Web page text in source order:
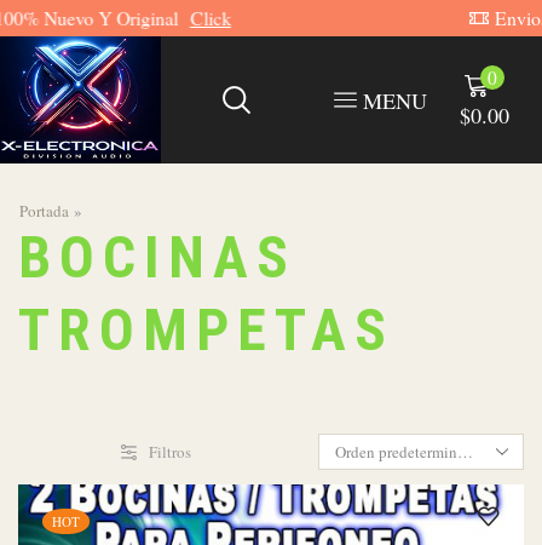
Envios GRATUITOS A Todo México
MENU
0
$0.00
Portada »
BOCINAS
TROMPETAS
Filtros
HOT